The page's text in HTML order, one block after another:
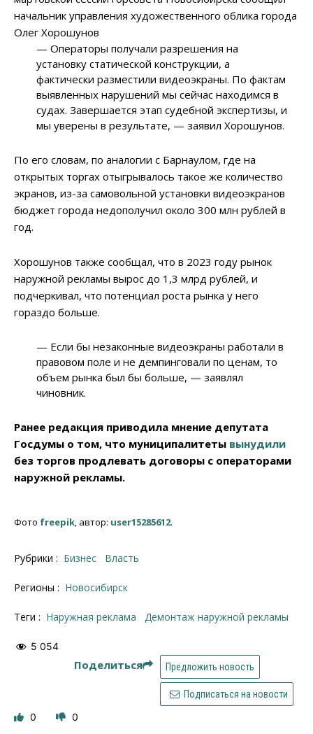
начальник управления художественного облика города
Олег Хорошунов
— Операторы получали разрешения на
установку статической конструкции, а
фактически разместили видеоэкраны. По фактам
выявленных нарушений мы сейчас находимся в
судах. Завершается этап судебной экспертизы, и
мы уверены в результате, — заявил Хорошунов.
По его словам, по аналогии с Барнаулом, где на
открытых торгах отыгрывалось такое же количество
экранов, из-за самовольной установки видеоэкранов
бюджет города недополучил около 300 млн рублей в
год.
Хорошунов также сообщал, что в 2023 году рынок
наружной рекламы вырос до 1,3 млрд рублей, и
подчеркивал, что потенциал роста рынка у него
гораздо больше.
— Если бы незаконные видеоэкраны работали в
правовом поле и не демпинговали по ценам, то
объем рынка был бы больше, — заявлял
чиновник.
Ранее редакция приводила мнение депутата
Госдумы о том, что муниципалитеты вынудили
без торгов продлевать договоры с операторами
наружной рекламы.
Фото freepik, автор: user15285612.
Рубрики : Бизнес Власть
Регионы : Новосибирск
Теги : наружная реклама Демонтаж наружной рекламы
5 054
Поделиться Предложить новость
Подписаться на новости
0 0